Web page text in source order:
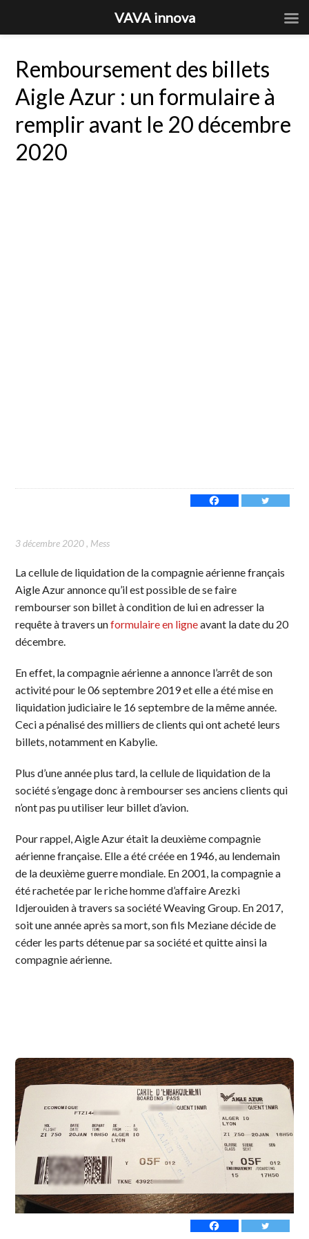
Remboursement des billets
Aigle Azur : un formulaire à
remplir avant le 20 décembre
2020
3 décembre 2020, Mess
La cellule de liquidation de la compagnie aérienne français
Aigle Azur annonce qu’il est possible de se faire
rembourser son billet à condition de lui en adresser la
requête à travers unformulaire en ligneavant la date du 20
décembre.
En effet, la compagnie aérienne a annonce l’arrêt de son
activité pour le 06 septembre 2019 et elle a été mise en
liquidation judiciaire le 16 septembre de la même année.
Ceci a pénalisé des milliers de clients qui ont acheté leurs
billets, notamment en Kabylie.
Plus d’une année plus tard, la cellule de liquidation de la
société s’engage donc à rembourser ses anciens clients qui
n’ont pas pu utiliser leur billet d’avion.
Pour rappel, Aigle Azur était la deuxième compagnie
aérienne française. Elle a été créée en 1946, au lendemain
de la deuxième guerre mondiale. En 2001, la compagnie a
été rachetée par le riche homme d’affaire Arezki
Idjerouiden à travers sa société Weaving Group. En 2017,
soit une année après sa mort, son fils Meziane décide de
céder les parts détenue par sa société et quitte ainsi la
compagnie aérienne.
VAVA innova